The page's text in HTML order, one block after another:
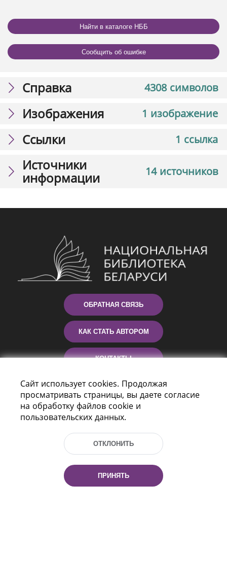
Найти в каталоге НББ
Сообщить об ошибке
4308 символов
Справка
1 изображение
Изображения
1 ссылка
Ссылки
14 источников
Источники
информации
ОБРАТНАЯ СВЯЗЬ
КАК СТАТЬ АВТОРОМ
КОНТАКТЫ
ПОМОЩЬ
Пр-т Независимости 116
Сайт использует cookies. Продолжая
просматривать страницы, вы даете согласие
на обработку файлов cookie и
пользовательских данных.
ОТКЛОНИТЬ
ПРИНЯТЬ